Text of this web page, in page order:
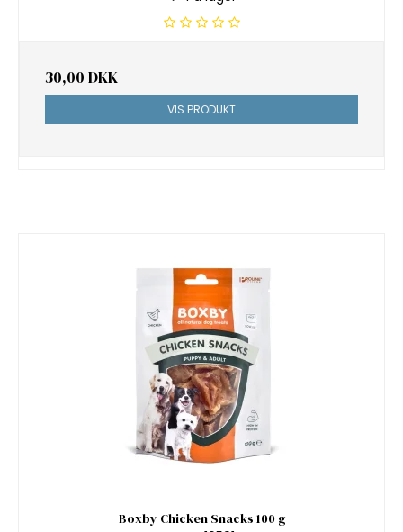
30,00 DKK
VIS PRODUKT
Boxby Chicken Snacks 100 g